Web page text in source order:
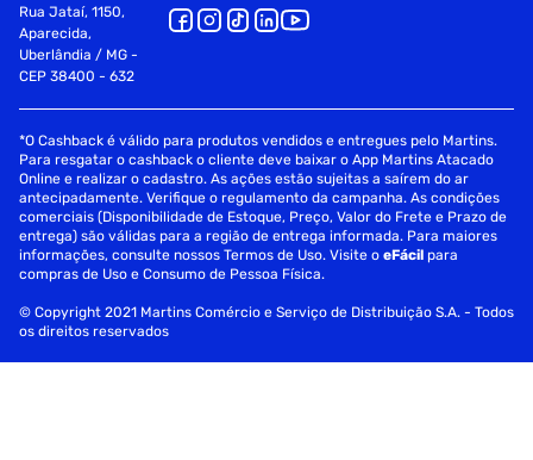
Rua Jataí, 1150,
Aparecida,
Uberlândia / MG -
CEP 38400 - 632
*O Cashback é válido para produtos vendidos e entregues pelo Martins.
Para resgatar o cashback o cliente deve baixar o App Martins Atacado
Online e realizar o cadastro. As ações estão sujeitas a saírem do ar
antecipadamente. Verifique o regulamento da campanha. As condições
comerciais (Disponibilidade de Estoque, Preço, Valor do Frete e Prazo de
entrega) são válidas para a região de entrega informada. Para maiores
informações, consulte nossos Termos de Uso. Visite oeFácil para
compras de Uso e Consumo de Pessoa Física.
© Copyright 2021 Martins Comércio e Serviço de Distribuição S.A. - Todos
os direitos reservados